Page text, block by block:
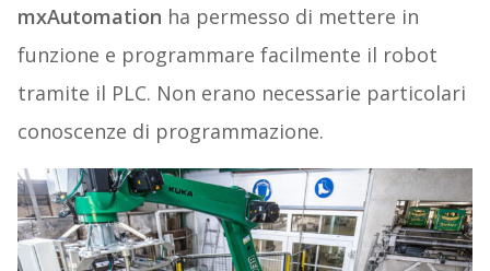
mxAutomation ha permesso di mettere in
funzione e programmare facilmente il robot
tramite il PLC. Non erano necessarie particolari
conoscenze di programmazione.